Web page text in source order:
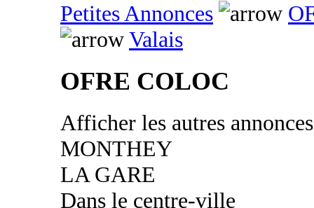
Petites Annonces
Valais
OFRE COLOC
Afficher les autres
MONTHEY
LA GARE
Dans le centre-ville